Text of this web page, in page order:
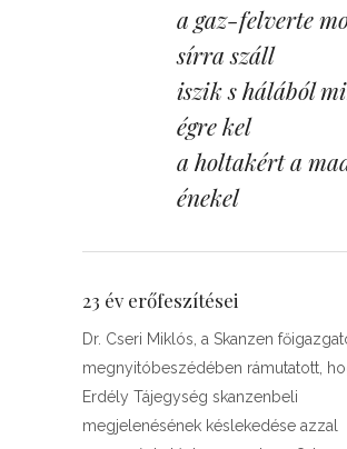
a gaz-felverte
sírra száll
iszik s hálából
égre kel
a holtakért a
énekel
23 év erőfeszítései
Dr. Cseri Miklós, a Skanzen
megnyitóbeszédében rámutatott,
Erdély Tájegység skanzenbeli
megjelenésének késlekedése azzal